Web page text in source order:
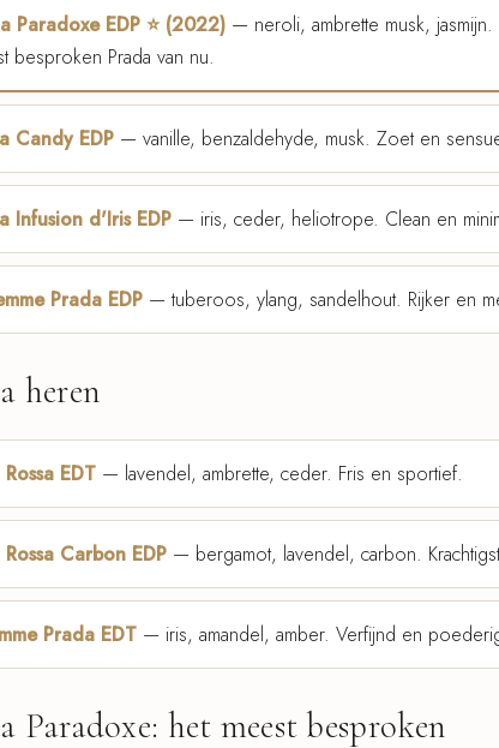
Paradoxe EDP ⭐ (2022) — neroli, ambrette musk,
besproken Prada van nu.
Candy EDP — vanille, benzaldehyde, musk. Zoet en
Infusion d'Iris EDP — iris, ceder, heliotrope. Clean en
Prada EDP — tuberoos, ylang, sandelhout. Rijker en
heren
EDT — lavendel, ambrette, ceder. Fris en sportief.
Carbon EDP — bergamot, lavendel, carbon.
Prada EDT — iris, amandel, amber. Verfijnd en
Paradoxe: het meest besproken